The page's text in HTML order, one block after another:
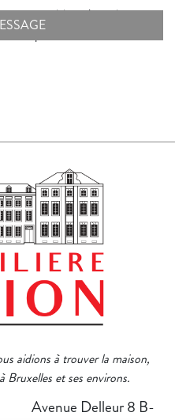
êtes un visiteur humain ou non
(spam) automatisées.
aidions à trouver la maison,
Bruxelles et ses environs.
Avenue Delleur 8 B-